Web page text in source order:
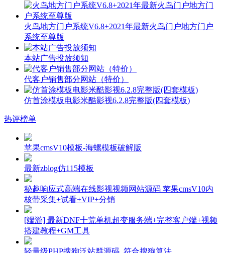
火鸟地方门户系统V6.8+2021年最新火鸟门户地方门户
系统至尊版
本站广告投放须知
代客户销售部分网站（特价）
仿首涂模板电影米酷影视6.2.8完整版(四套模板)
热评榜单
苹果cmsV10模板-海螺模板破解版
最新zblog仿115模板
秘趣响应式高端在线影视视频网站源码 苹果cmsV10内
核带采集+试看+VIP+分销
[端游] 最新DNF十荒单机超变服务端+完整客户端+视频
搭建教程+GM工具